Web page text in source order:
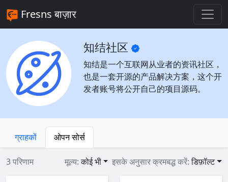
Fresns बाज़ार
知结社区
知结是一个互联网从业者的资讯社区，
也是一套开源的产品解决方案，这个开
发者账号将公开自己的项目源码。
ग्राहकों ओपन सोर्स
3 परिणाम मूल्य:कोई भी इसके अनुसार क्रमबद्ध करें:डिफ़ॉल्ट